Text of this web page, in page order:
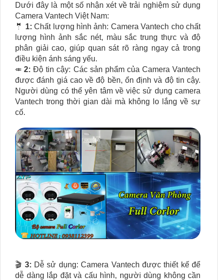
Dưới đây là một số nhận xét về trải nghiệm sử dụng
Camera Vantech Việt Nam:
🤵 1: Chất lượng hình ảnh: Camera Vantech cho chất
lượng hình ảnh sắc nét, màu sắc trung thực và độ
phân giải cao, giúp quan sát rõ ràng ngay cả trong
điều kiện ánh sáng yếu.
⤂2: Độ tin cậy: Các sản phẩm của Camera Vantech
được đánh giá cao về độ bền, ổn định và độ tin cậy.
Người dùng có thể yên tâm về việc sử dụng camera
Vantech trong thời gian dài mà không lo lắng về sự
cố.
🎬 3: Dễ sử dụng: Camera Vantech được thiết kế để
dễ dàng lắp đặt và cấu hình, người dùng không cần